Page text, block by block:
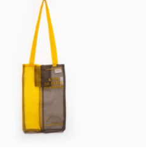
À toi de faire, ma mignonne
& black)